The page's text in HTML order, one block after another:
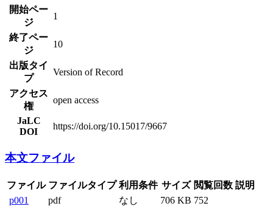
開始ペー
ジ
1
終了ペー
ジ
10
出版タイ
プ
Version of Record
アクセス
権
open access
JaLC
DOI
https://doi.org/10.15017/9667
本文ファイル
ファイル ファイルタイプ 利用条件 サイズ 閲覧回数 説明
p001
pdf なし 706 KB 752